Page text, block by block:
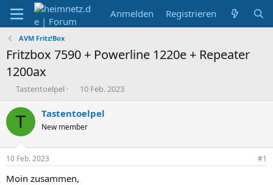
Anmelden Registrieren
AVM Fritz!Box
Fritzbox 7590 + Powerline 1220e + Repeater
1200ax
E
s
t
e
r
Tastentoelpel
E
s
e
t
10 Feb. 2023
T Tastentoelpel
New member
10 Feb. 2023 #1
Moin zusammen,